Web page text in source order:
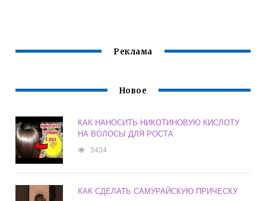
Реклама
Новое
КАК НАНОСИТЬ НИКОТИНОВУЮ КИСЛОТУ
НА ВОЛОСЫ ДЛЯ РОСТА
3434
КАК СДЕЛАТЬ САМУРАЙСКУЮ ПРИЧЕСКУ